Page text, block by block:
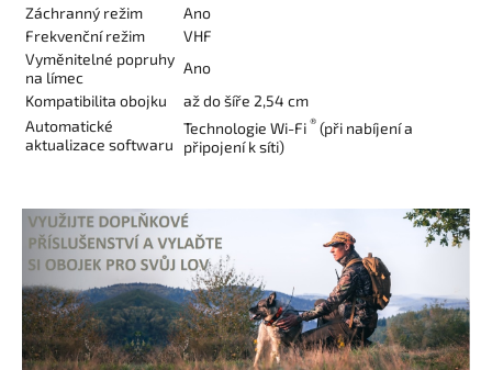
Záchranný režim
Ano
Frekvenční režim
VHF
Vyměnitelné popruhy
na límec
Ano
Kompatibilita obojku
až do šíře 2,54 cm
Automatické
aktualizace softwaru
Technologie Wi-Fi ® (při nabíjení a
připojení k síti)